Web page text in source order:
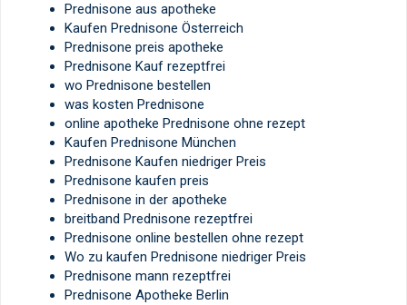
Prednisone aus apotheke
Kaufen Prednisone Österreich
Prednisone preis apotheke
Prednisone Kauf rezeptfrei
wo Prednisone bestellen
was kosten Prednisone
online apotheke Prednisone ohne rezept
Kaufen Prednisone München
Prednisone Kaufen niedriger Preis
Prednisone kaufen preis
Prednisone in der apotheke
breitband Prednisone rezeptfrei
Prednisone online bestellen ohne rezept
Wo zu kaufen Prednisone niedriger Preis
Prednisone mann rezeptfrei
Prednisone Apotheke Berlin